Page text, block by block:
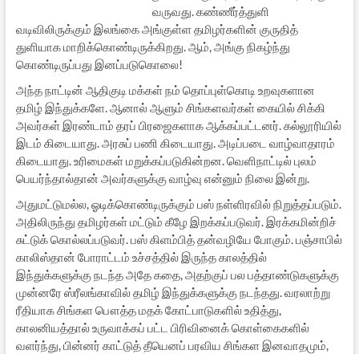
வருவது. கண்ணீர்த்துளி
வடிவிலிருக்கும் இலங்கை அங்குள்ள தமிழர்களின் குருதித்
துளியாக மாறிக்கொண்டிருக்கிறது. ஆம், அங்கு நிகழ்ந்து
கொண்டிருப்பது இனப்படுகொலை!
அந்த நாட்டின் ஆதிகுடி மக்கள் நம் தொப்புள்கொடி உறவுகளான
தமிழ் இந்துக்களே. ஆனால் ஆளும் சிங்களவர்கள் கையில் சிக்கி
அவர்கள் இரண்டாம் தரப் பிரஜைகளாக ஆக்கப்பட்டனர். கல்லூரியில்
இடம் கிடையாது. அரசுப் பணி கிடையாது. அடிப்படை வாழ்வாதாரம்
கிடையாது. உரிமைகள் மறுக்கப்படுகின்றன. வெளிநாட்டில் புலம்
பெயர்ந்தால்தான் அவர்களுக்கு வாழ்வு என்னும் நிலை இன்று.
அதுமட்டுமல்ல, ஓடிக்கொண்டிருக்கும் பஸ் நள்ளிரவில் நிறுத்தப்படும்.
அதிலிருந்து தமிழர்கள் மட்டும் கீழே இறக்கப்படுவர். இரக்கமின்றிச்
சுட்டுக் கொல்லப்படுவர். பஸ் கிளம்பித் தன்வழியே போகும். பஞ்சாபில்
காலிஸ்தான் போராட்டம் உச்சத்தில் இருந்த காலத்தில்
இந்துக்களுக்கு நடந்த அதே கதை, அதற்குப் பல பத்தாண்டுகளுக்கு
முன்னரே ஸ்ரீலங்காவில் தமிழ் இந்துக்களுக்கு நடந்தது. வரலாற்று
ரீதியாக சிங்கள பௌத்த மதக் கோட்பாடுகளில் உதித்து,
காலனியத்தால் உருவாக்கப் பட்ட பிரிவினைக் கொள்கைகளில்
வளர்ந்து, பின்னர் காட்டுத் தீயெனப் பரவிய சிங்கள இனவாதமும்,